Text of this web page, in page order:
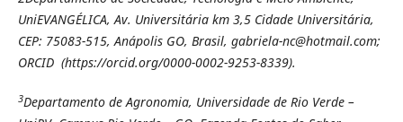
UniEVANGÉLICA, Av. Universitária km 3,5 Cidade Universitária,
CEP: 75083-515, Anápolis GO, Brasil, gabriela-nc@hotmail.com;
ORCID (https://orcid.org/0000-0002-9253-8339).
3Departamento de Agronomia, Universidade de Rio Verde –